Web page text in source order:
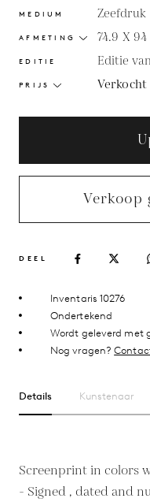
MEDIUM Zeefdruk
AFMETING 74.9 X 94
EDITIE Editie
PRIJS Verkocht
Verkoop
DEEL
Inventaris 10276
Ondertekend
Wordt geleverd met
Nog vragen?
Details Kunstenaar
Screenprint in colors
- Signed , dated and